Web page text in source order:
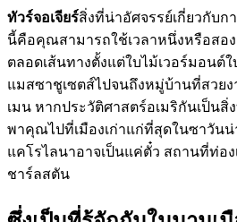
ทัวร์จอเจียร์สิ่งที่น่าอัศจรรย์เกี่ยวกับก
นี้คือคุณสามารถใช้เวลาหนึ่งหรือสอ
ตลอดเส้นทางตั้งแต่ใบไม้เวอร์มอนต์
แมสซาชูเซตส์ไปจนถึงหมู่บ้านที่สวย
เมน หากประวัติศาสตร์อเมริกันเป็น
พาคุณไปที่เมืองเก่าแก่ที่สุดในซาวันน่
แคโรไลนาอาจเป็นแค่ตั๋ว สถานที่ท่อง
ชาร์ลสตัน